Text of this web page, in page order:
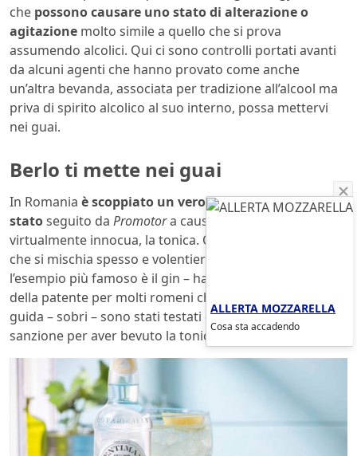
che possono causare uno stato di alterazione o
agitazione molto simile a quello che si prova
assumendo alcolici. Qui ci sono controlli portati avanti
da alcuni agenti che hanno provato come anche
un’altra bevanda, associata per tradizione all’alcool ma
priva di spirito alcolico al suo interno, possa mettervi
nei guai.
Berlo ti mette nei guai
In Romania è scoppiato un vero e proprio caso di
statoseguito da Promotora causa di una bevanda
virtualmente innocua, la tonica. Questa bevanda amara
che si mischia spesso e volentieri con superalcolici –
l’esempio più famoso è il gin – ha infatti causato il ritiro
della patente per molti romeni che si sono messi alla
guida – sobri – sono stati testati ed hanno ricevuto la
sanzione per aver bevuto la tonica.
ALLERTA MOZZARELLA
Cosa sta accadendo